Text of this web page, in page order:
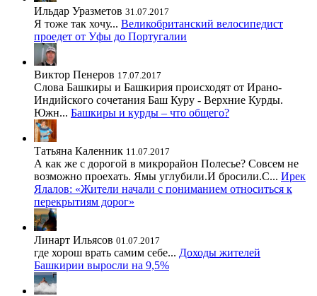
Ильдар Уразметов 31.07.2017
Я тоже так хочу... Великобританский велосипедист
проедет от Уфы до Португалии
Виктор Пенеров 17.07.2017
Слова Башкиры и Башкирия происходят от Ирано-
Индийского сочетания Баш Куру - Верхние Курды.
Южн... Башкиры и курды – что общего?
Татьяна Каленник 11.07.2017
А как же с дорогой в микрорайон Полесье? Совсем не
возможно проехать. Ямы углубили.И бросили.С... Ирек
Ялалов: «Жители начали с пониманием относиться к
перекрытиям дорог»
Линарт Ильясов 01.07.2017
где хорош врать самим себе... Доходы жителей
Башкирии выросли на 9,5%